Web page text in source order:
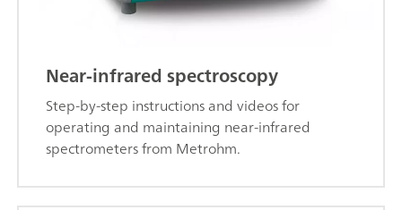
Near-infrared spectroscopy
Step-by-step instructions and videos for
operating and maintaining near-infrared
spectrometers from Metrohm.